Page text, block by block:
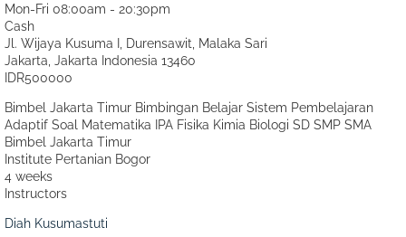
Mon-Fri 08:00am - 20:30pm
Cash
Jl. Wijaya Kusuma I, Durensawit, Malaka Sari
Jakarta Jakarta Indonesia 13460
IDR500000
Bimbel Jakarta Timur Bimbingan Belajar Sistem Pembelajaran
Adaptif Soal Matematika IPA Fisika Kimia Biologi SD SMP SMA
Bimbel Jakarta Timur
Institute Pertanian Bogor
4 weeks
Instructors
Diah Kusumastuti